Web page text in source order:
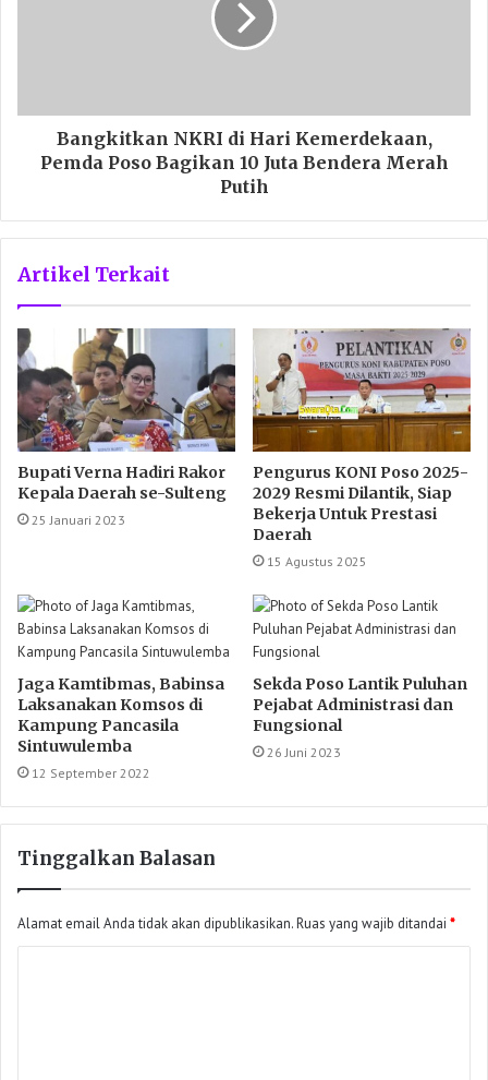
Bangkitkan NKRI di Hari Kemerdekaan,
Pemda Poso Bagikan 10 Juta Bendera Merah
Putih
Artikel Terkait
Bupati Verna Hadiri Rakor
Kepala Daerah se-Sulteng
25 Januari 2023
Pengurus KONI Poso 2025-
2029 Resmi Dilantik, Siap
Bekerja Untuk Prestasi
Daerah
15 Agustus 2025
Jaga Kamtibmas, Babinsa
Laksanakan Komsos di
Kampung Pancasila
Sintuwulemba
12 September 2022
Sekda Poso Lantik Puluhan
Pejabat Administrasi dan
Fungsional
26 Juni 2023
Tinggalkan Balasan
Alamat email Anda tidak akan dipublikasikan.Ruas yang wajib ditandai *